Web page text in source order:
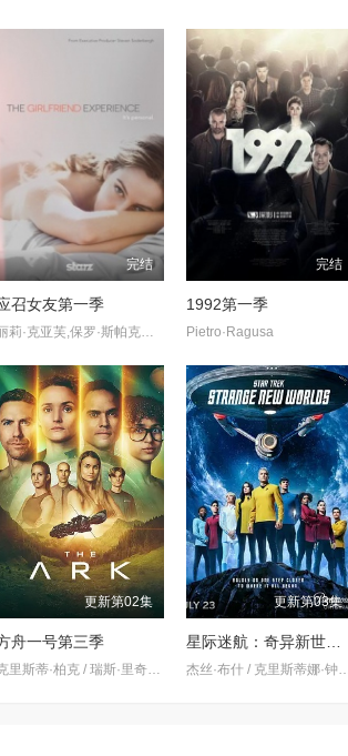
完结
召女友第一季
丽莉·克亚芙,保罗·斯帕克斯,玛丽·莱恩·莱杰斯库,亚历桑德拉·卡斯蒂略,肖恩·本森,德鲁·尼尔森,凯特·林恩·希尔,詹姆斯·吉尔伯特,Kate·Hewlett,Neil·Whitely,Ann·Pirvu
完结
1992第一季
Pietro·Ragusa
更新第02集
舟一号第三季
更新第03集
星际迷航：奇异新世界第四季
杰丝·布什 / 克里斯蒂娜·钟 / 西莉亚·罗丝·古丁 / 阿德里安·霍姆斯 / 克里斯汀·霍恩 / 丹·让诺特 / 卡罗尔·凯恩 / 亚历克丝·卡普 / 安松·蒙特 / Chris Myers / 梅利莎·纳维亚 / 比安卡·努加拉 / 基利安·奥沙利文 / 巴布斯·奥卢桑莫昆 / 帕顿·奥斯瓦尔特